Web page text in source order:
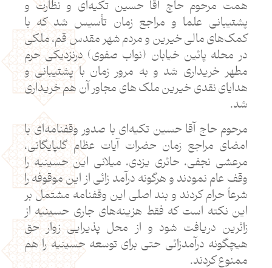
همت مرحوم حاج آقا حسین تکیه‌ای و نظارت و
پشتیبانی علما و مراجع زمان تأسیس شد که با
کمک‌های مالی خیرین و مردم شهر مقدس قم، ملکی
در محله پائین خیابان (نواب صفوی) درنزدیکی حرم
مطهر خریداری شد و به مرور زمان با پشتیبانی و
هدایای نقدی خیرین ملک های مجاور آن هم خریداری
شد.
مرحوم حاج آقا حسین تکیه‌ای با صدور وقفنامه‌ای با
امضای مراجع زمان حضرات آیات عظام گلپایگانی،
مرعشی نجفی، حائری یزدی، میلانی این حسینیه را
وقف عام نمودند و هرگونه درآمد زائی از این موقوفه را
شرعاً حرام کردند و بند اصلی این وقفنامه مشتمل بر
این نکته است که فقط هزینه‌های جاری حسینیه از
زائرین دریافت شود و از محل پذیرایی زوار حق
هیچگونه درآمدزائی حتی برای توسعه حسینیه را هم
ممنوع کردند.